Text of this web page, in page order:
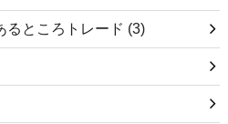
るところトレード (3)